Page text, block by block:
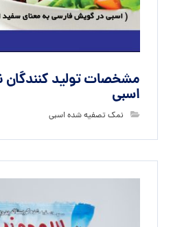
مشخصات تولید
اسبی
نمک تصفیه شده اسبی